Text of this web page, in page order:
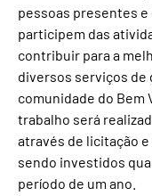
pessoas presentes
participem das
contribuir para a
diversos serviços de
comunidade do Bem
trabalho será
através de licitação
sendo investidos
período de um ano.